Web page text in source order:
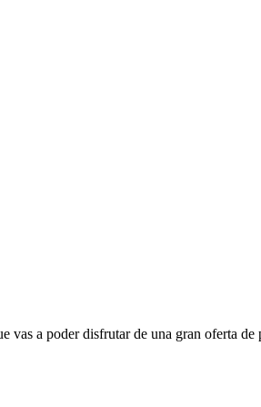
a poder disfrutar de una gran oferta de